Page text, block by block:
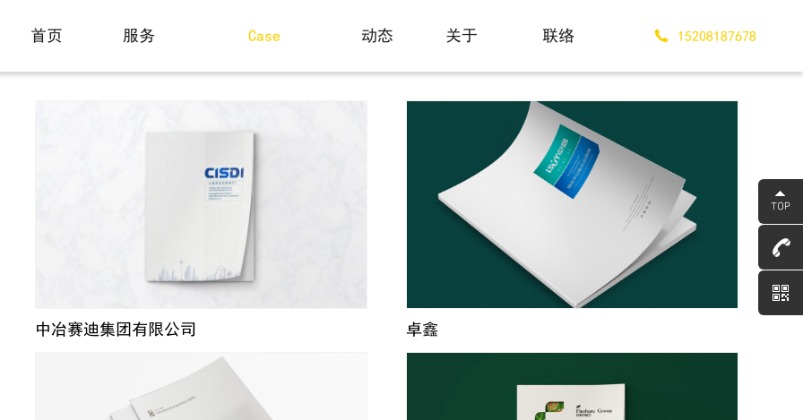
15208187678
首页
服务
Case
动态
关于
联络
中冶赛迪集团有限公司 卓鑫